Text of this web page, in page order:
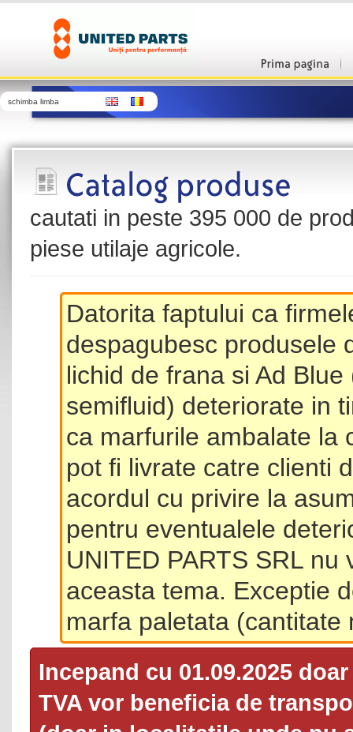
schimba limba
cautati in peste 395 000 de
piese utilaje agricole.
Datorita faptului ca
despagubesc produsele
lichid de frana si Ad
semifluid) deteriorate in
ca marfurile ambalate la
pot fi livrate catre clienti
acordul cu privire la
pentru eventualele
UNITED PARTS SRL
aceasta tema. Exceptie
marfa paletata (cantitate
Incepand cu 01.09.2025
TVA vor beneficia de